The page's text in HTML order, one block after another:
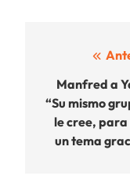
de
entradas
Manfred a
“Su mismo
le cree, para
un tema